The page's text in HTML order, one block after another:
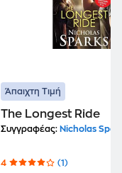
Άπαιχτη Τιμή
The Longest Ride
Συγγραφέας: Nicholas
4 (1)